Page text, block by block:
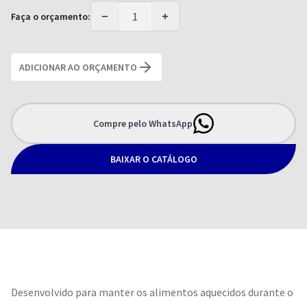
Faça o orçamento: − +
ADICIONAR AO ORÇAMENTO
Compre pelo WhatsApp
BAIXAR O CATÁLOGO
Desenvolvido para manter os alimentos aquecidos durante o